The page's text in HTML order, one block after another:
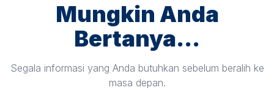
Mungkin Anda
Bertanya...
Segala informasi yang Anda butuhkan sebelum beralih ke
masa depan.